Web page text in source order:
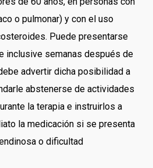
o pulmonar) y con el uso
Puede presentarse
inclusive semanas después de
advertir dicha posibilidad a
abstenerse de actividades
la terapia e instruirlos a
la medicación si se presenta
o dificultad